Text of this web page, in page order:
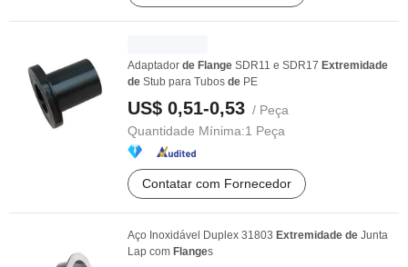
Adaptador de Flange SDR11 e SDR17 Extremidade
de Stub para Tubos de PE
US$ 0,51-0,53 / Peça
Quantidade Mínima:1 Peça
Contatar com Fornecedor
Aço Inoxidável Duplex 31803 Extremidade de Junta
Lap com Flanges